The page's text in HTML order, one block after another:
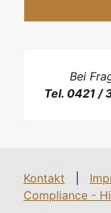
Bei
Tel. 0421 /
Kontakt
Compliance -